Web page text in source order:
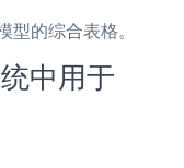
的综合表格。
中用于